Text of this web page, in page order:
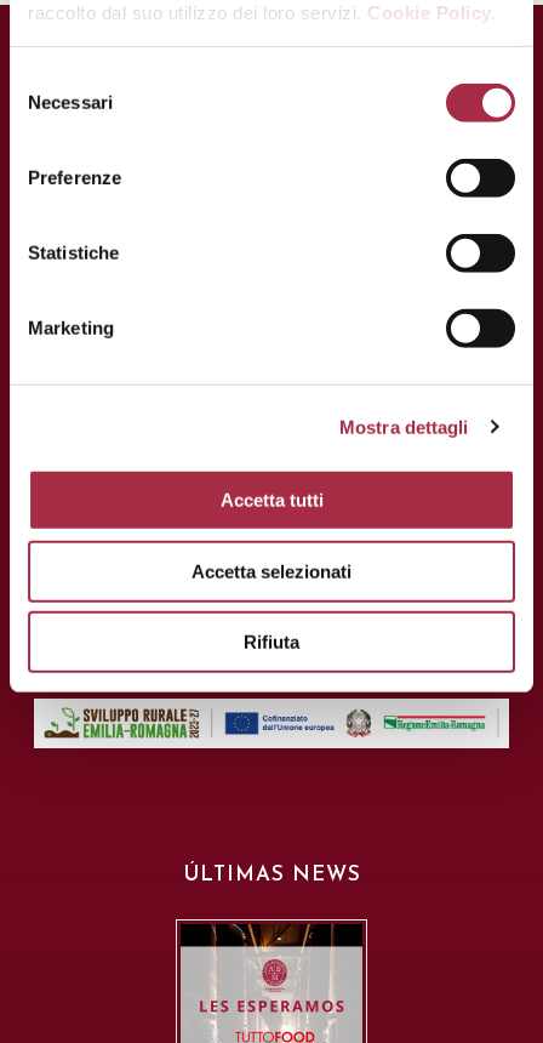
raccolto dal suo utilizzo dei loro servizi. Cookie Policy.
Necessari
Preferenze
Statistiche
Marketing
Mostra dettagli
Accetta tutti
Accetta selezionati
Rifiuta
CONTACTOS
Via Ganaceto, 113 – 41121 Modena
Tel.: +39 059 208621
info@consorziobalsamico.it
C.I.F. y N.I.F: 02163700368
ÚLTIMAS NEWS